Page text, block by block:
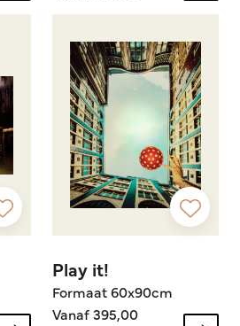
Play it!
Formaat 60x90cm
Vanaf 395,00